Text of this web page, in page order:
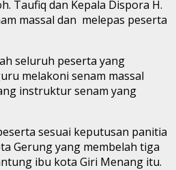
Taufiq dan Kepala Dispora H.
massal dan melepas peserta
seluruh peserta yang
melakoni senam massal
instruktur senam yang
sesuai keputusan panitia
Gerung yang membelah tiga
ibu kota Giri Menang itu.